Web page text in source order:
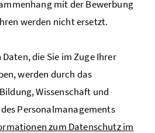
mit der Bewerbung
werden nicht ersetzt.
die Sie im Zuge Ihrer
werden durch das
Wissenschaft und
Personalmanagements
zum Datenschutz im